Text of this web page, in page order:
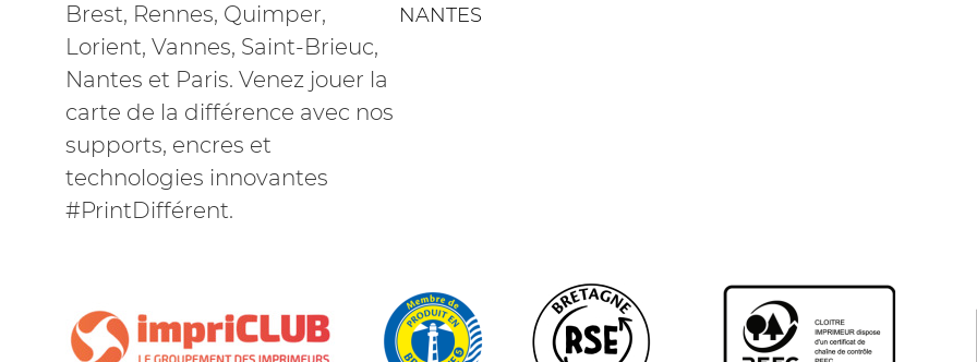
Brest, Rennes, Quimper,
Lorient, Vannes, Saint-Brieuc,
Nantes et Paris. Venez jouer la
carte de la différence avec nos
supports, encres et
technologies innovantes
#PrintDifférent.
NANTES